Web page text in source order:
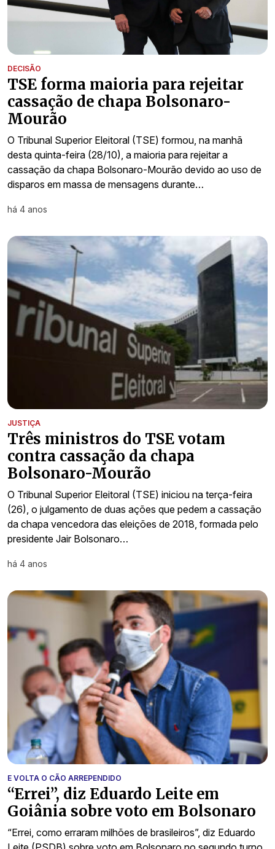
DECISÃO
TSE forma maioria para rejeitar
cassação de chapa Bolsonaro-
Mourão
O Tribunal Superior Eleitoral (TSE) formou, na manhã
desta quinta-feira (28/10), a maioria para rejeitar a
cassação da chapa Bolsonaro-Mourão devido ao uso de
disparos em massa de mensagens durante…
há 4 anos
JUSTIÇA
Três ministros do TSE votam
contra cassação da chapa
Bolsonaro-Mourão
O Tribunal Superior Eleitoral (TSE) iniciou na terça-feira
(26), o julgamento de duas ações que pedem a cassação
da chapa vencedora das eleições de 2018, formada pelo
presidente Jair Bolsonaro…
há 4 anos
E VOLTA O CÃO ARREPENDIDO
“Errei”, diz Eduardo Leite em
Goiânia sobre voto em Bolsonaro
“Errei, como erraram milhões de brasileiros”, diz Eduardo